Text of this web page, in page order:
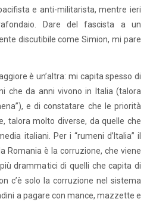
e anti-militarista, mentre ieri
Dare del fascista a un
discutibile come Simion, mi pare
è un’altra: mi capita spesso di
che da anni vivono in Italia (talora
e di constatare che le priorità
talora molto diverse, da quelle che
italiani. Per i “rumeni d’Italia” il
Romania è la corruzione, che viene
drammatici di quelli che capita di
c’è solo la corruzione nel sistema
a pagare con mance, mazzette e